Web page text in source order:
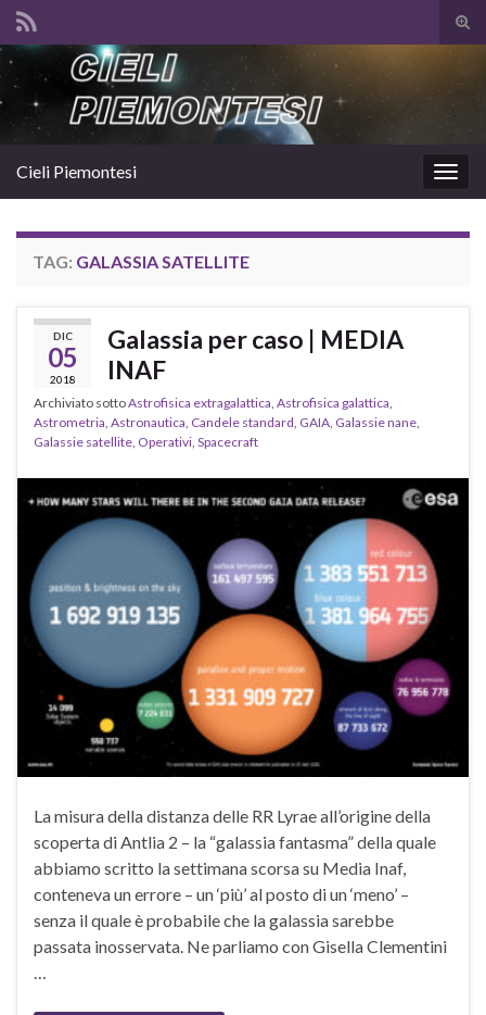
il
Search for:
la
Cieli Piemontesi
TAG: GALASSIA SATELLITE
DIC
05
2018
Galassia per caso | MEDIA
INAF
Archiviato sottoAstrofisica extragalattica, Astrofisica galattica,
Astrometria, Astronautica, Candele standard, GAIA, Galassie nane,
Galassie satellite, Operativi, Spacecraft
La misura della distanza delle RR Lyrae all’origine della
scoperta di Antlia 2 – la “galassia fantasma” della quale
abbiamo scritto la settimana scorsa su Media Inaf,
conteneva un errore – un ‘più’ al posto di un ‘meno’ –
senza il quale è probabile che la galassia sarebbe
passata inosservata. Ne parliamo con Gisella Clementini
…